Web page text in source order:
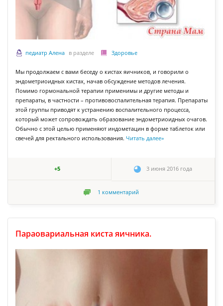
педиатр Алена в разделе Здоровье
Мы продолжаем с вами беседу о кистах яичников, и говорили о
эндометриоидных кистах, начав обсуждение методов лечения.
Помимо гормональной терапии применимы и другие методы и
препараты, в частности – противовоспалительная терапия. Препараты
этой группы приводят к устранению воспалительного процесса,
который может сопровождать образование эндометриоидных очагов.
Обычно с этой целью применяют индометацин в форме таблеток или
свечей для ректального использования. Читать далее»
+5 3 июня 2016 года
1 комментарий
Параовариальная киста яичника.